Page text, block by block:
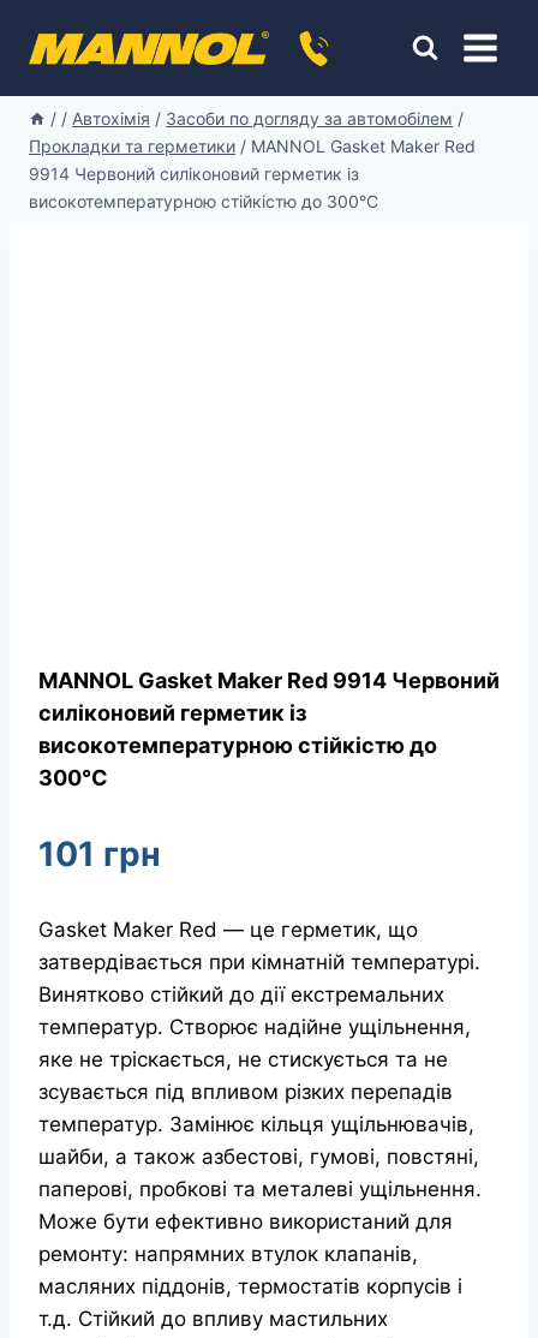
/ / Автохімія / Засоби по догляду за автомобілем /
Прокладки та герметики / MANNOL Gasket Maker Red
9914 Червоний силіконовий герметик із
високотемпературною стійкістю до 300°C
MANNOL Gasket Maker Red 9914 Червоний
силіконовий герметик із
високотемпературною стійкістю до
300°C
101 грн
Gasket Maker Red — це герметик, що
затвердівається при кімнатній температурі.
Винятково стійкий до дії екстремальних
температур. Створює надійне ущільнення,
яке не тріскається, не стискується та не
зсувається під впливом різких перепадів
температур. Замінює кільця ущільнювачів,
шайби, а також азбестові, гумові, повстяні,
паперові, пробкові та металеві ущільнення.
Може бути ефективно використаний для
ремонту: напрямних втулок клапанів,
масляних піддонів, термостатів корпусів і
т.д. Стійкий до впливу мастильних